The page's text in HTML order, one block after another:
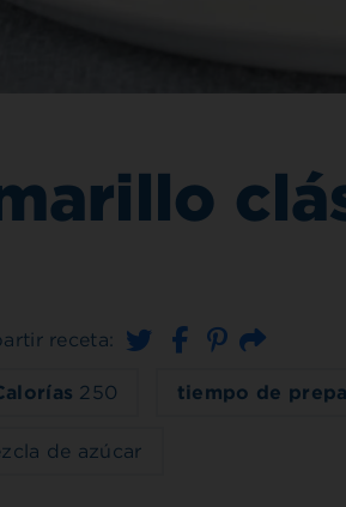
receta: Correo
250 tiempo de
de azúcar